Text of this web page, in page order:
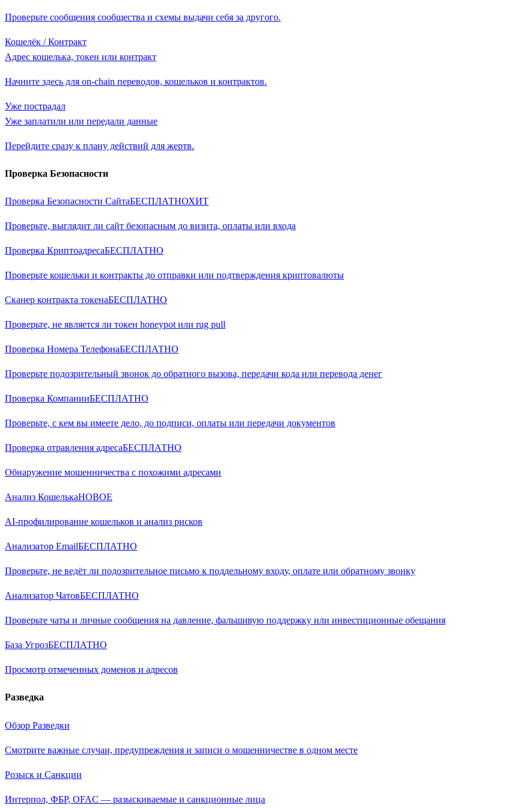
Проверьте сообщения сообщества и схемы выдачи себя за другого.
Кошелёк / Контракт
Адрес кошелька, токен или контракт
Начните здесь для on-chain переводов, кошельков и контрактов.
Уже пострадал
Уже заплатили или передали данные
Перейдите сразу к плану действий для жертв.
Проверка Безопасности
Проверка Безопасности СайтаБЕСПЛАТНОХИТ
Проверьте, выглядит ли сайт безопасным до визита, оплаты или входа
Проверка КриптоадресаБЕСПЛАТНО
Проверьте кошельки и контракты до отправки или подтверждения криптовалюты
Сканер контракта токенаБЕСПЛАТНО
Проверьте, не является ли токен honeypot или rug pull
Проверка Номера ТелефонаБЕСПЛАТНО
Проверьте подозрительный звонок до обратного вызова, передачи кода или перевода денег
Проверка КомпанииБЕСПЛАТНО
Проверьте, с кем вы имеете дело, до подписи, оплаты или передачи документов
Проверка отравления адресаБЕСПЛАТНО
Обнаружение мошенничества с похожими адресами
Анализ КошелькаНОВОЕ
AI-профилирование кошельков и анализ рисков
Анализатор EmailБЕСПЛАТНО
Проверьте, не ведёт ли подозрительное письмо к поддельному входу, оплате или обратному звонку
Анализатор ЧатовБЕСПЛАТНО
Проверьте чаты и личные сообщения на давление, фальшивую поддержку или инвестиционные обещания
База УгрозБЕСПЛАТНО
Просмотр отмеченных доменов и адресов
Разведка
Обзор Разведки
Смотрите важные случаи, предупреждения и записи о мошенничестве в одном месте
Розыск и Санкции
Интерпол, ФБР, OFAC — разыскиваемые и санкционные лица